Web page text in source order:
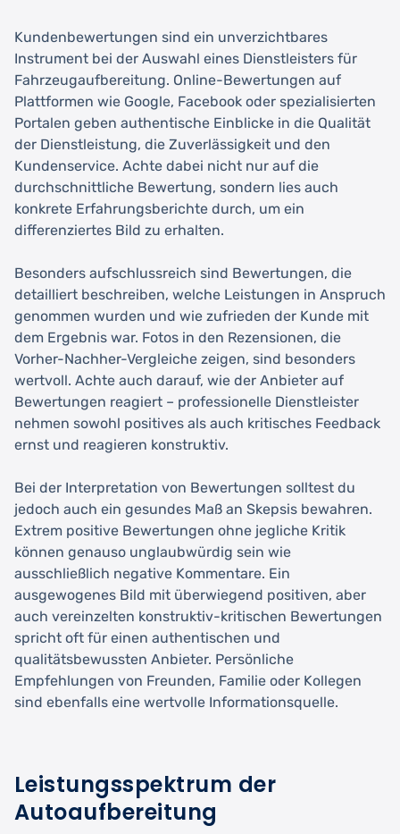
Kundenbewertungen sind ein unverzichtbares
Instrument bei der Auswahl eines Dienstleisters für
Fahrzeugaufbereitung. Online-Bewertungen auf
Plattformen wie Google, Facebook oder spezialisierten
Portalen geben authentische Einblicke in die Qualität
der Dienstleistung, die Zuverlässigkeit und den
Kundenservice. Achte dabei nicht nur auf die
durchschnittliche Bewertung, sondern lies auch
konkrete Erfahrungsberichte durch, um ein
differenziertes Bild zu erhalten.
Besonders aufschlussreich sind Bewertungen, die
detailliert beschreiben, welche Leistungen in Anspruch
genommen wurden und wie zufrieden der Kunde mit
dem Ergebnis war. Fotos in den Rezensionen, die
Vorher-Nachher-Vergleiche zeigen, sind besonders
wertvoll. Achte auch darauf, wie der Anbieter auf
Bewertungen reagiert – professionelle Dienstleister
nehmen sowohl positives als auch kritisches Feedback
ernst und reagieren konstruktiv.
Bei der Interpretation von Bewertungen solltest du
jedoch auch ein gesundes Maß an Skepsis bewahren.
Extrem positive Bewertungen ohne jegliche Kritik
können genauso unglaubwürdig sein wie
ausschließlich negative Kommentare. Ein
ausgewogenes Bild mit überwiegend positiven, aber
auch vereinzelten konstruktiv-kritischen Bewertungen
spricht oft für einen authentischen und
qualitätsbewussten Anbieter. Persönliche
Empfehlungen von Freunden, Familie oder Kollegen
sind ebenfalls eine wertvolle Informationsquelle.
Leistungsspektrum der
Autoaufbereitung